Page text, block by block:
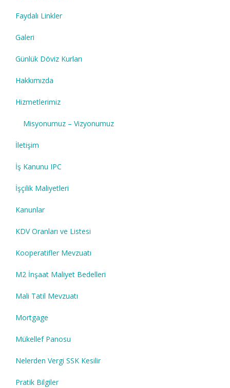
Faydalı Linkler
Galeri
Günlük Döviz Kurları
Hakkımızda
Hizmetlerimiz
Misyonumuz – Vizyonumuz
İletişim
İş Kanunu IPC
İşçilik Maliyetleri
Kanunlar
KDV Oranları ve Listesi
Kooperatifler Mevzuatı
M2 İnşaat Maliyet Bedelleri
Mali Tatil Mevzuatı
Mortgage
Mükellef Panosu
Nelerden Vergi SSK Kesilir
Pratik Bilgiler